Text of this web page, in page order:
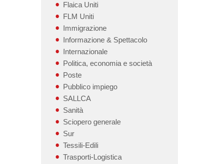
Flaica Uniti
FLM Uniti
Immigrazione
Informazione & Spettacolo
Internazionale
Politica, economia e società
Poste
Pubblico impiego
SALLCA
Sanità
Sciopero generale
Sur
Tessili-Edili
Trasporti-Logistica